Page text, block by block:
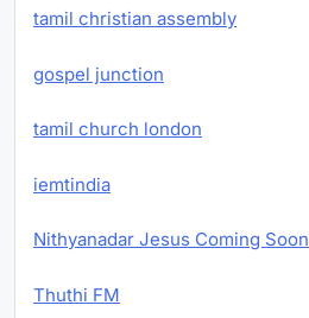
tamil christian assembly
gospel junction
tamil church london
iemtindia
Nithyanadar Jesus Coming Soon
Thuthi FM